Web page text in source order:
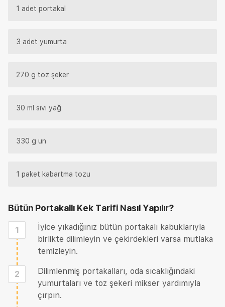
1 adet portakal
3 adet yumurta
270 g toz şeker
30 ml sıvı yağ
330 g un
1 paket kabartma tozu
Bütün Portakallı Kek Tarifi Nasıl Yapılır?
1
İyice yıkadığınız bütün portakalı kabuklarıyla
birlikte dilimleyin ve çekirdekleri varsa mutlaka
temizleyin.
2
Dilimlenmiş portakalları, oda sıcaklığındaki
yumurtaları ve toz şekeri mikser yardımıyla
çırpın.